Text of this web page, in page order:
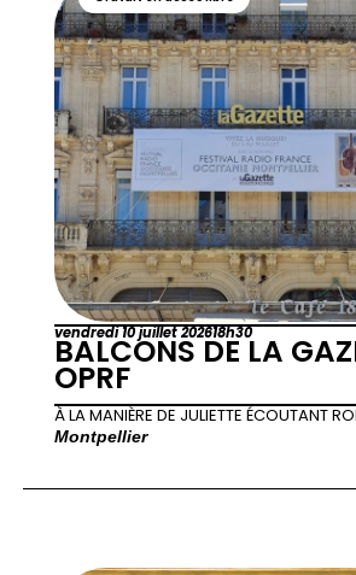
vendredi 10 juillet 202618h30
BALCONS DE LA
OPRF
À LA MANIÈRE DE JULIETTE ÉCOUTANT
Montpellier